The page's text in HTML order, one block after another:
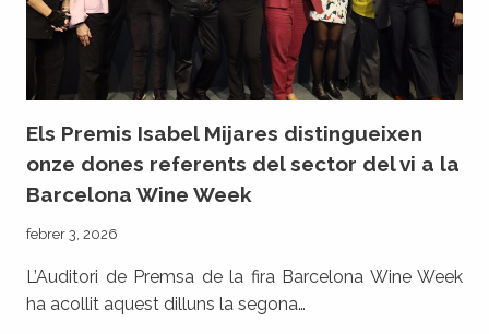
DELS
PREMIS
Els Premis Isabel Mijares distingueixen
onze dones referents del sector del vi a la
Barcelona Wine Week
febrer 3, 2026
L’Auditori de Premsa de la fira Barcelona Wine Week
ha acollit aquest dilluns la segona…